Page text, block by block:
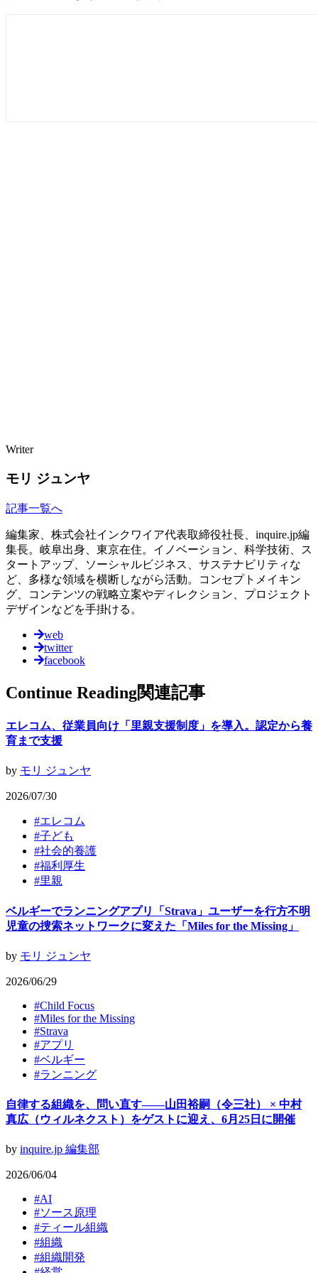
Writer
モリ ジュンヤ
記事一覧へ
編集家、株式会社インクワイア代表取締役社長、inquire.jp編
集長。岐阜出身、東京在住。イノベーション、科学技術、ス
タートアップ、ソーシャルビジネス、サステナビリティな
ど、多様な領域を横断しながら活動。コンセプトメイキン
グ、コンテンツの戦略立案やディレクション、プロジェクト
デザインなどを手掛ける。
web
twitter
facebook
Continue Reading関連記事
エレコム、従業員向け「里親支援制度」を導入。認定から養
育まで支援
by モリ ジュンヤ
2026/07/30
#エレコム
#子ども
#社会的養護
#福利厚生
#里親
ベルギーでランニングアプリ「Strava」ユーザーを行方不明
児童の捜索ネットワークに変えた「Miles for the Missing」
by モリ ジュンヤ
2026/06/29
#Child Focus
#Miles for the Missing
#Strava
#アプリ
#ベルギー
#ランニング
自律する組織を、問い直す——山田裕嗣（令三社） × 中村
真広（ウィルネクスト）をゲストに迎え、6月25日に開催
by inquire.jp 編集部
2026/06/04
#AI
#ソース原理
#ティール組織
#組織
#組織開発